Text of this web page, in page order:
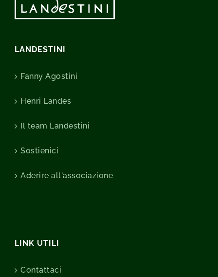
LANDESTINI
Fanny Agostini
Henri Landes
Il team Landestini
Sostienici
Aderire all'associazione
LINK UTILI
Contattaci